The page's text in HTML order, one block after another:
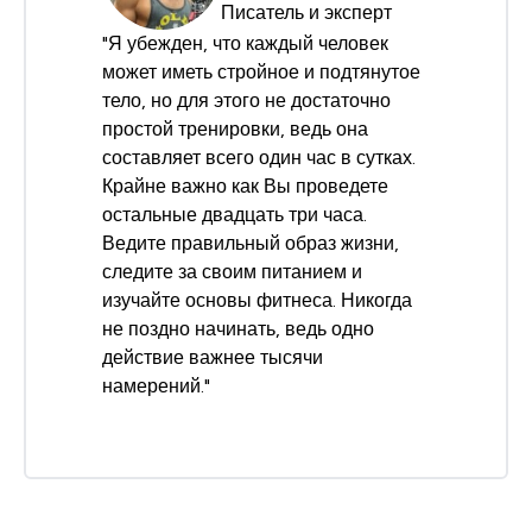
Писатель и эксперт
"Я убежден, что каждый человек
может иметь стройное и подтянутое
тело, но для этого не достаточно
простой тренировки, ведь она
составляет всего один час в сутках.
Крайне важно как Вы проведете
остальные двадцать три часа.
Ведите правильный образ жизни,
следите за своим питанием и
изучайте основы фитнеса. Никогда
не поздно начинать, ведь одно
действие важнее тысячи
намерений."